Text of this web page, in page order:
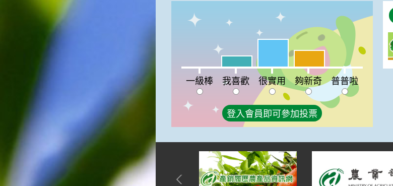
月秋，秋後油」這句俗諺的意
思是：根據老一輩人的說法，
月，則漁民的作業期會比較早
的捕魚季節就會比較長，而漁
民們的收入也會相對提高呢！
一級棒:0%
我喜歡:20%
夠新奇:30%
普普啦:0%
一級棒 我喜歡 很實用 夠新奇 普普啦
登入會員即可參加投票